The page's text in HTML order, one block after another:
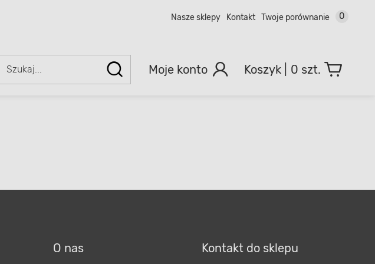
Nasze sklepy Kontakt Twoje porównanie 0
Moje konto 0 szt.
O nas Kontakt do sklepu